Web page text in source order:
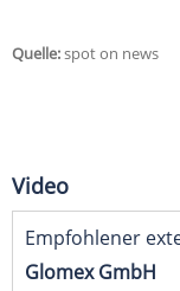
Quelle:spot on news
Video
Empfohlener
Glomex GmbH